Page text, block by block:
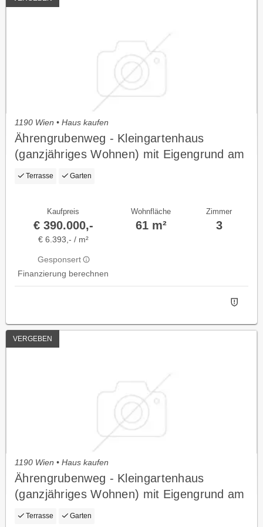
1190 Wien • Haus kaufen
Ährengrubenweg - Kleingartenhaus
(ganzjähriges Wohnen) mit Eigengrund am
Hackenberg
Terrasse Garten
Kaufpreis
€ 390.000,-
€ 6.393,- / m²
Gesponsert
Finanzierung berechnen
Wohnfläche
61 m²
Zimmer
3
VERGEBEN
1190 Wien • Haus kaufen
Ährengrubenweg - Kleingartenhaus
(ganzjähriges Wohnen) mit Eigengrund am
Hackenberg
Terrasse Garten